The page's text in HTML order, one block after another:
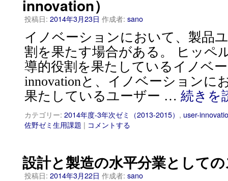
innovation）
投稿日: 2014年3月23日 作成者: sano
イノベーションにおいて、製品
割を果たす場合がある。 ヒッペ
導的役割を果たしているイノベ
innovationと、イノベーションに
果たしているユーザー … 続きを
カテゴリー: 2014年度-3年次ゼミ（2013-2015） , user-
佐野ゼミ生用課題 | コメントする
設計と製造の水平分業として
投稿日: 2014年3月22日 作成者: sano